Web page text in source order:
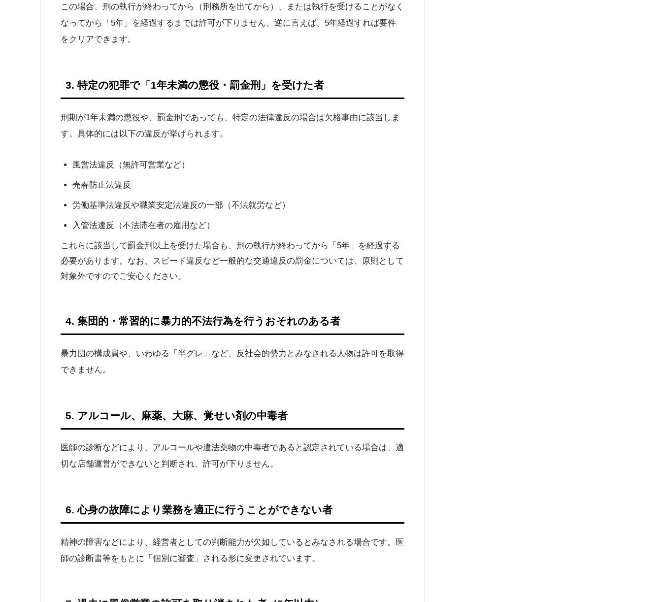
この場合、刑の執行が終わってから（刑務所を出てから）、または執行を受けることがなく
なってから「5年」を経過するまでは許可が下りません。逆に言えば、5年経過すれば要件
をクリアできます。
3. 特定の犯罪で「1年未満の懲役・罰金刑」を受けた者
刑期が1年未満の懲役や、罰金刑であっても、特定の法律違反の場合は欠格事由に該当しま
す。具体的には以下の違反が挙げられます。
風営法違反（無許可営業など）
売春防止法違反
労働基準法違反や職業安定法違反の一部（不法就労など）
入管法違反（不法滞在者の雇用など）
これらに該当して罰金刑以上を受けた場合も、刑の執行が終わってから「5年」を経過する
必要があります。なお、スピード違反など一般的な交通違反の罰金については、原則として
対象外ですのでご安心ください。
4. 集団的・常習的に暴力的不法行為を行うおそれのある者
暴力団の構成員や、いわゆる「半グレ」など、反社会的勢力とみなされる人物は許可を取得
できません。
5. アルコール、麻薬、大麻、覚せい剤の中毒者
医師の診断などにより、アルコールや違法薬物の中毒者であると認定されている場合は、適
切な店舗運営ができないと判断され、許可が下りません。
6. 心身の故障により業務を適正に行うことができない者
精神の障害などにより、経営者としての判断能力が欠如しているとみなされる場合です。医
師の診断書等をもとに「個別に審査」される形に変更されています。